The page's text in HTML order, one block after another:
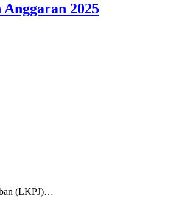
2025
(LKPJ)…